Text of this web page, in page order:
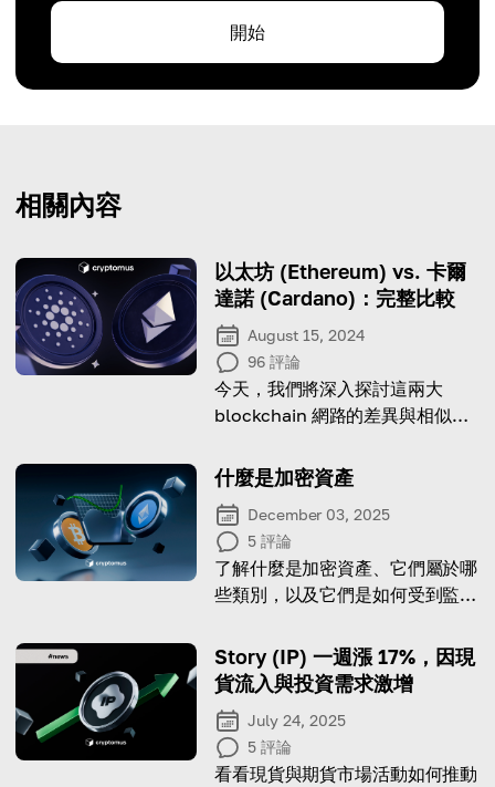
開始
相關內容
以太坊 (Ethereum) vs. 卡爾
達諾 (Cardano)：完整比較
August 15, 2024
96 評論
今天，我們將深入探討這兩大
blockchain 網路的差異與相似之
什麼是加密資產
December 03, 2025
5 評論
了解什麼是加密資產、它們屬於哪
些類別，以及它們是如何受到監管
Story (IP) 一週漲 17%，因現
貨流入與投資需求激增
July 24, 2025
5 評論
看看現貨與期貨市場活動如何推動